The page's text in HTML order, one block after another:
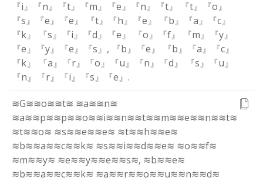
『i』
『n』 『t』 『m』 『e』 『n』 『t』 『t』
『o』
『s』
『e』 『e』 『t』 『h』 『e』 『b』 『a』
『c』
『k』
『s』 『i』 『d』 『e』 『o』 『f』 『m』
『y』
『e』
『y』 『e』 『s』 , 『b』 『e』 『b』 『a』
『c』
『k』
『a』 『r』 『o』 『u』 『n』 『d』 『s』
『u』
『n』
『r』 『i』 『s』 『e』 .
≋G≋≋o≋≋t≋ ≋a≋≋n≋
≋a≋≋p≋≋p≋≋o≋≋i≋≋n≋≋t≋≋m≋≋e≋≋n≋≋t≋
≋t≋≋o≋ ≋s≋≋e≋≋e≋ ≋t≋≋h≋≋e≋
≋b≋≋a≋≋c≋≋k≋ ≋s≋≋i≋≋d≋≋e≋ ≋o≋≋f≋
≋m≋≋y≋ ≋e≋≋y≋≋e≋≋s≋, ≋b≋≋e≋
≋b≋≋a≋≋c≋≋k≋ ≋a≋≋r≋≋o≋≋u≋≋n≋≋d≋